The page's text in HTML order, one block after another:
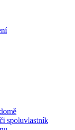
spoluvlastník